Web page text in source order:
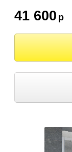
41 600 р